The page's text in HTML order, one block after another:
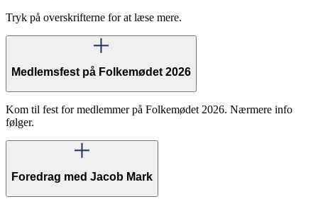
Tryk på overskrifterne for at læse mere.
Medlemsfest på Folkemødet 2026
Kom til fest for medlemmer på Folkemødet 2026. Nærmere info
følger.
Foredrag med Jacob Mark